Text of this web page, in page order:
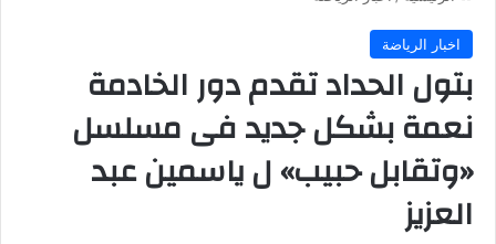
اخبار الرياضة
بتول الحداد تقدم دور الخادمة
نعمة بشكل جديد فى مسلسل
«وتقابل حبيب» ل ياسمين عبد
العزيز